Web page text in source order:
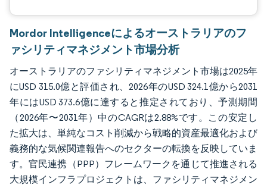
Mordor Intelligenceによるオーストラリアのフ
ァシリティマネジメント市場分析
オーストラリアのファシリティマネジメント市場は2025年
にUSD 315.0億と評価され、2026年のUSD 324.1億から2031
年にはUSD 373.6億に達すると推定されており、予測期間
（2026年〜2031年）中のCAGRは2.88%です。この安定し
た拡大は、単純なコスト削減から戦略的資産最適化および
義務的な気候関連報告へのセクターの転換を反映していま
す。官民連携（PPP）フレームワークを通じて推進される
大規模インフラプロジェクトは、ファシリティマネジメン